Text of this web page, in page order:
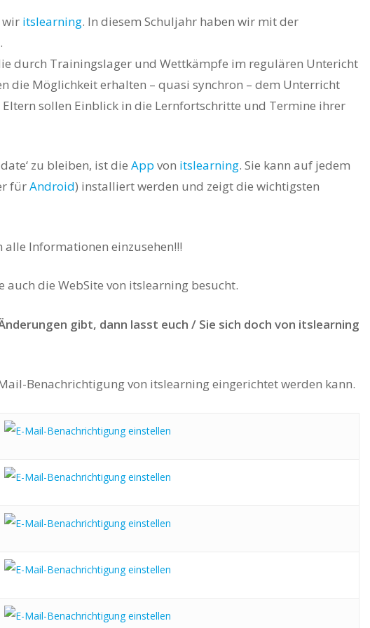
wir itslearning. In diesem Schuljahr haben wir mit der
durch Trainingslager und Wettkämpfe im regulären Untericht
die Möglichkeit erhalten – quasi synchron – dem Unterricht
sollen Einblick in die Lernfortschritte und Termine ihrer
zu bleiben, ist die App von itslearning. Sie kann auf jedem
fürAndroid) installiert werden und zeigt die wichtigsten
Informationen einzusehen!!!
auch die WebSite von itslearning besucht.
gibt, dann lasst euch / Sie sich doch von itslearning
Benachrichtigung von itslearning eingerichtet werden kann.